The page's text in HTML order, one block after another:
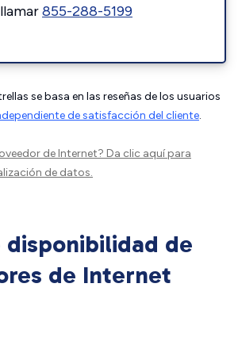
855-288-5199
se basa en las reseñas de los usuarios
de satisfacción del cliente.
de Internet? Da clic aquípara
de datos.
disponibilidad de
de Internet